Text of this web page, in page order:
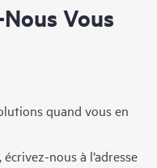
Vous
quand vous en
nous à l’adresse